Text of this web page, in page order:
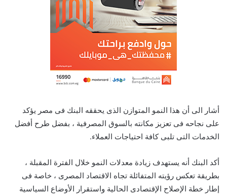
أشار الى أن هذا النمو المتوازن الذى يحققه البنك فى مصر يؤكد
على نجاحه فى تعزيز مكانته بالسوق المصرفية ، بفضل طرح أفضل
الخدمات التى تلبى كافة احتياجات العملاء.
أكد البنك أنه يستهدف زيادة معدلات النمو خلال الفترة المقبلة ،
بطريقة تعكس رؤيته المتفائلة تجاه الاقتصاد المصرى ، خاصة فى
إطار خطة الإصلاح الإقتصادى الحالية واستقرار الأوضاع السياسية